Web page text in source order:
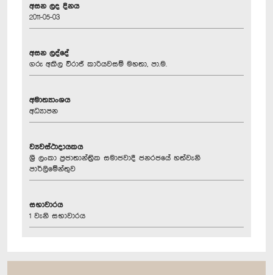
අසන ලද දිනය
2011-05-03
අසන ලද්දේ
ගරු අකිල විරාජ් කාරියවසම් මහතා, පා.ම.
අමාත්‍යාංශය
අධ්‍යාපන
ව්‍යවස්ථාදායකය
ශ්‍රී ලංකා ප්‍රජාතාන්ත්‍රික සමාජවාදී ජනරජයේ හත්වැනි
පාර්ලිමේන්තුව
සභාවාරය
1 වැනි සභාවාරය